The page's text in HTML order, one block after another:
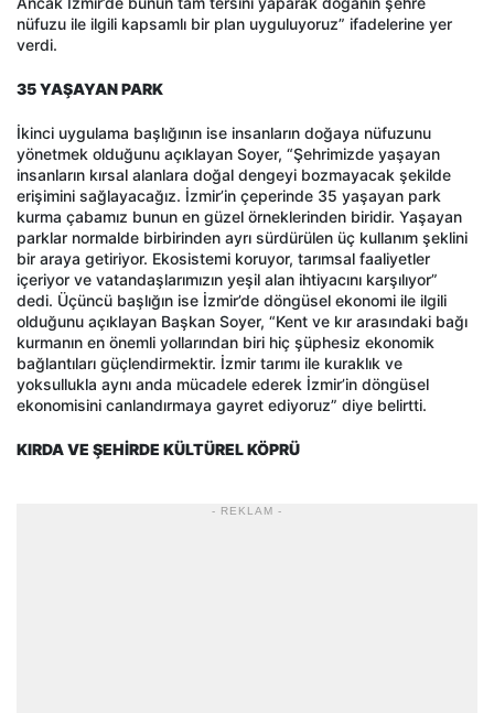
nüfuzu ile ilgili kapsamlı bir plan uyguluyoruz” ifadelerine yer
verdi.
35 YAŞAYAN PARK
İkinci uygulama başlığının ise insanların doğaya nüfuzunu
yönetmek olduğunu açıklayan Soyer, “Şehrimizde yaşayan
insanların kırsal alanlara doğal dengeyi bozmayacak şekilde
erişimini sağlayacağız. İzmir’in çeperinde 35 yaşayan park
kurma çabamız bunun en güzel örneklerinden biridir. Yaşayan
parklar normalde birbirinden ayrı sürdürülen üç kullanım şeklini
bir araya getiriyor. Ekosistemi koruyor, tarımsal faaliyetler
içeriyor ve vatandaşlarımızın yeşil alan ihtiyacını karşılıyor”
dedi. Üçüncü başlığın ise İzmir’de döngüsel ekonomi ile ilgili
olduğunu açıklayan Başkan Soyer, “Kent ve kır arasındaki bağı
kurmanın en önemli yollarından biri hiç şüphesiz ekonomik
bağlantıları güçlendirmektir. İzmir tarımı ile kuraklık ve
yoksullukla aynı anda mücadele ederek İzmir’in döngüsel
ekonomisini canlandırmaya gayret ediyoruz” diye belirtti.
KIRDA VE ŞEHİRDE KÜLTÜREL KÖPRÜ
- REKLAM -